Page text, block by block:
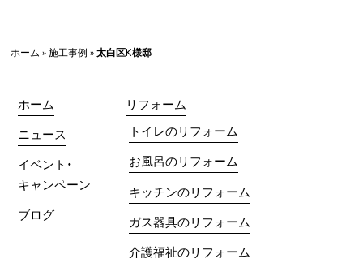
ホーム »施工事例 »太白区K様邸
ホーム
ニュース
イベント・
キャンペーン
ブログ
リフォーム
トイレのリフォーム
お風呂のリフォーム
キッチンのリフォーム
ガス器具のリフォーム
介護福祉のリフォーム